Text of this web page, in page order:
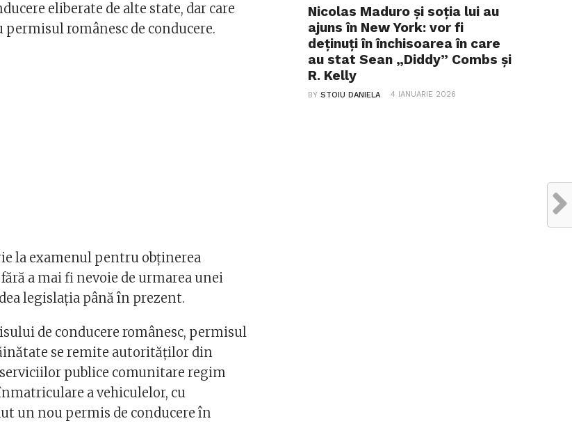
eliberate de alte state, dar care
românesc de conducere.
la examenul pentru obţinerea
a mai fi nevoie de urmarea unei
legislaţia până în prezent.
de conducere românesc, permisul
se remite autorităţilor din
publice comunitare regim
a vehiculelor, cu
un nou permis de conducere în
Nicolas Maduro și soția lui au
ajuns în New York: vor fi
deținuți în închisoarea în care
au stat Sean „Diddy” Combs și
R. Kelly
BYSTOIU DANIELA 4 IANUARIE 2026